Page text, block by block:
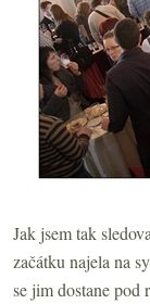
Jak jsem tak
začátku najela na
se jim dostane pod